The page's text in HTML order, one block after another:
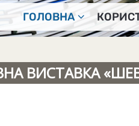
ГОЛОВНА
ВИСТАВКА